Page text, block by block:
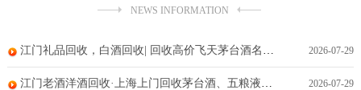
NEWS INFORMATION
江门礼品回收，白酒回收| 回收高价飞天茅台酒名酒老酒红酒洋酒茅台酒冬虫夏草五粮液 2026-07-29
江门老酒洋酒回收·上海上门回收茅台酒、五粮液、冬虫夏草、洋酒回收、黄金回收 2026-07-29